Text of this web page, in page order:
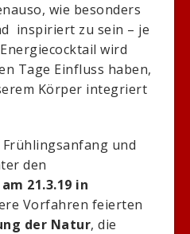
wie besonders
inspiriert zu sein – je
wird
Tage Einfluss haben,
Körper integriert
Frühlingsanfang und
den
21.3.19 in
Vorfahren feierten
der Natur, die